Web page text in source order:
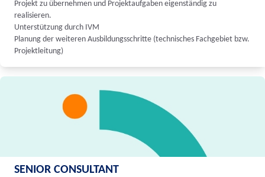
Projekt zu übernehmen und Projektaufgaben eigenständig zu
realisieren.
Unterstützung durch IVM
Planung der weiteren Ausbildungsschritte (technisches Fachgebiet bzw.
Projektleitung)
SENIOR CONSULTANT